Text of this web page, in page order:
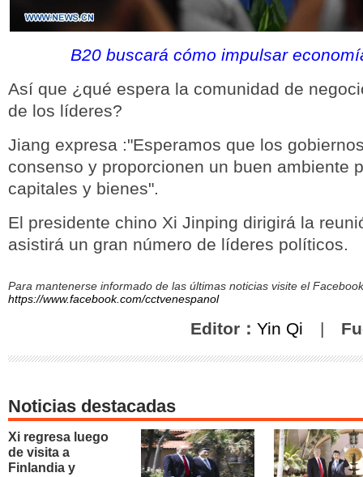
B20 buscará cómo impulsar
Así que ¿qué espera la comunidad de
de los líderes?
Jiang expresa :"Esperamos que los
consenso y proporcionen un buen ambiente
capitales y bienes".
El presidente chino Xi Jinping dirigirá la
asistirá un gran número de líderes políticos.
Para mantenerse informado de las últimas noticias visite el
https://www.facebook.com/cctvenespanol
Editor： Yin Qi |
Noticias destacadas
Xi regresa luego
de visita a
Finlandia y